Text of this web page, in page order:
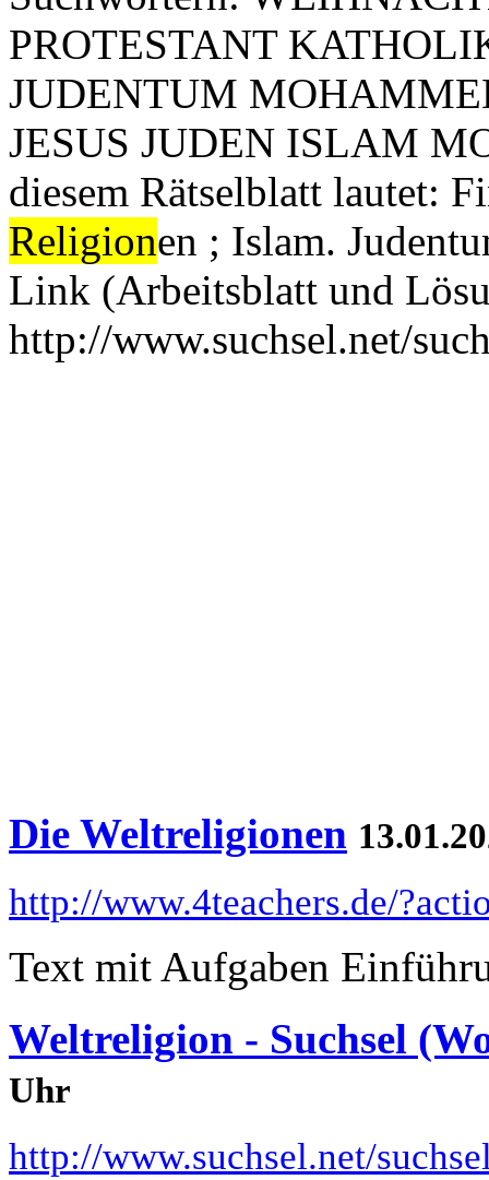
PROTESTANT
JUDENTUM
JESUS JUDEN ISLAM
diesem Rätselblatt lautet:
Religionen ; Islam.
Link (Arbeitsblatt und
http://www.suchsel.net/
Die Weltreligionen
http://www.4teachers.de/
Text mit Aufgaben
Weltreligion - Suchsel
Uhr
http://www.suchsel.net/